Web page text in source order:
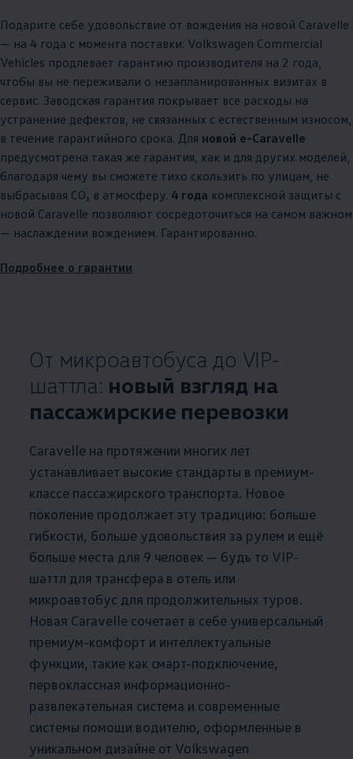
Подарите себе удовольствие от вождения на новой Caravelle
— на 4 года с момента поставки: Volkswagen Commercial
Vehicles продлевает гарантию производителя на 2 года,
чтобы вы не переживали о незапланированных визитах в
сервис. Заводская гарантия покрывает все расходы на
устранение дефектов, не связанных с естественным износом,
в течение гарантийного срока. Для новой e-Caravelle
предусмотрена такая же гарантия, как и для других моделей,
благодаря чему вы сможете тихо скользить по улицам, не
выбрасывая CO₂ в атмосферу. 4 года комплексной защиты с
новой Caravelle позволяют сосредоточиться на самом важном
— наслаждении вождением. Гарантированно.
Подробнее о гарантии
От микроавтобуса до VIP-
шаттла: новый взгляд на
пассажирские перевозки
Caravelle на протяжении многих лет
устанавливает высокие стандарты в премиум-
классе пассажирского транспорта. Новое
поколение продолжает эту традицию: больше
гибкости, больше удовольствия за рулем и ещё
больше места для 9 человек — будь то VIP-
шаттл для трансфера в отель или
микроавтобус для продолжительных туров.
Новая Caravelle сочетает в себе универсальный
премиум-комфорт и интеллектуальные
функции, такие как смарт-подключение,
первоклассная информационно-
развлекательная система и современные
системы помощи водителю, оформленные в
уникальном дизайне от Volkswagen